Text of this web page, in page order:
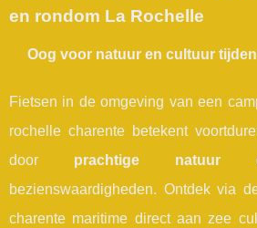
en rondom La Rochelle
Oog voor natuur en cultuur
Fietsen in de omgeving van een
rochelle charente betekent
door prachtige natuur
bezienswaardigheden. Ontdek via
charente maritime direct aan zee